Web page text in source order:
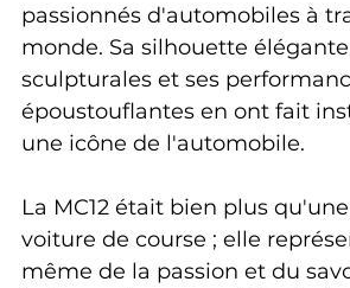
passionnés d'automobiles à
monde. Sa silhouette
sculpturales et ses
époustouflantes en ont fait
une icône de l'automobile.
La MC12 était bien plus
voiture de course ; elle
même de la passion et du